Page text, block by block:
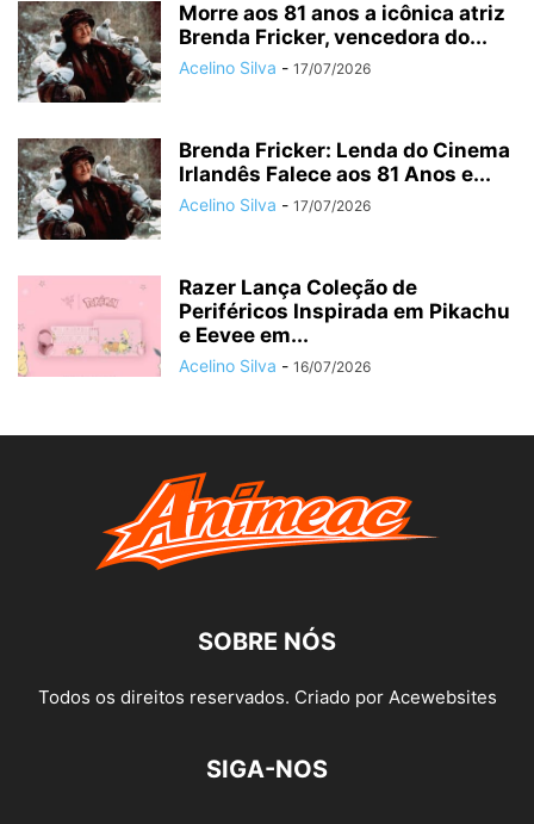
Morre aos 81 anos a icônica atriz
Brenda Fricker, vencedora do...
Acelino Silva - 17/07/2026
Brenda Fricker: Lenda do Cinema
Irlandês Falece aos 81 Anos e...
Acelino Silva - 17/07/2026
Razer Lança Coleção de
Periféricos Inspirada em Pikachu
e Eevee em...
Acelino Silva - 16/07/2026
SOBRE NÓS
Todos os direitos reservados. Criado por Acewebsites
SIGA-NOS